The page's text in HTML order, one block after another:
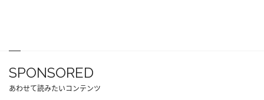
SPONSORED
あわせて読みたいコンテンツ